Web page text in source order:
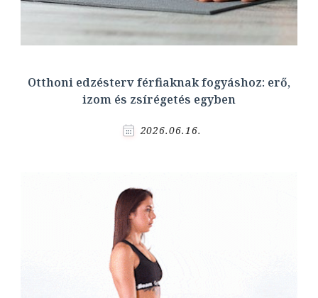
Otthoni edzésterv férfiaknak fogyáshoz: erő,
izom és zsírégetés egyben
2026.06.16.